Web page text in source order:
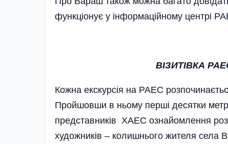
функціонує у інформаційному центрі
ВІЗИТІВКА
Кожна екскурсія на РАЕС
Пройшовши в ньому перші десятки
представників ХАЕС ознайомлення
художників – колишнього жителя села